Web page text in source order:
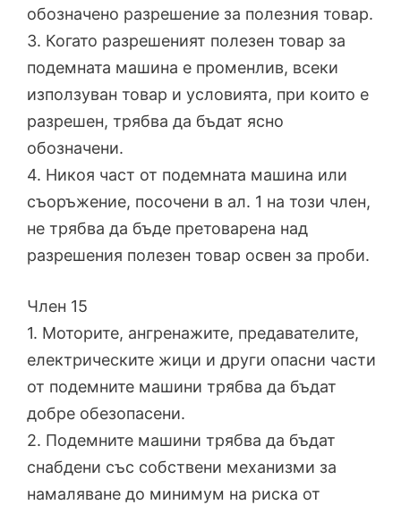
обозначено разрешение за полезния товар.
3. Когато разрешеният полезен товар за
подемната машина е променлив, всеки
използуван товар и условията, при които е
разрешен, трябва да бъдат ясно
обозначени.
4. Никоя част от подемната машина или
съоръжение, посочени в ал. 1 на този член,
не трябва да бъде претоварена над
разрешения полезен товар освен за проби.
Член 15
1. Моторите, ангренажите, предавателите,
електрическите жици и други опасни части
от подемните машини трябва да бъдат
добре обезопасени.
2. Подемните машини трябва да бъдат
снабдени със собствени механизми за
намаляване до минимум на риска от